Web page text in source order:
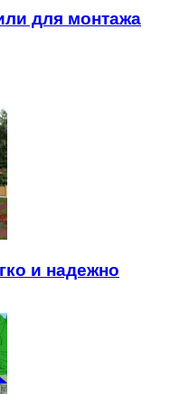
для монтажа
и надежно